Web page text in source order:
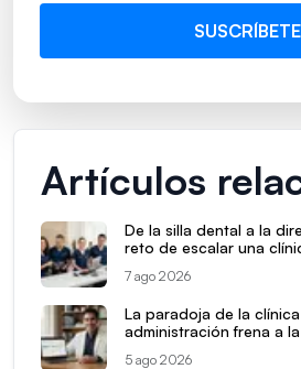
Artículos
De la silla dental a la
reto de escalar una
7 ago 2026
La paradoja de la
administración frena a
5 ago 2026